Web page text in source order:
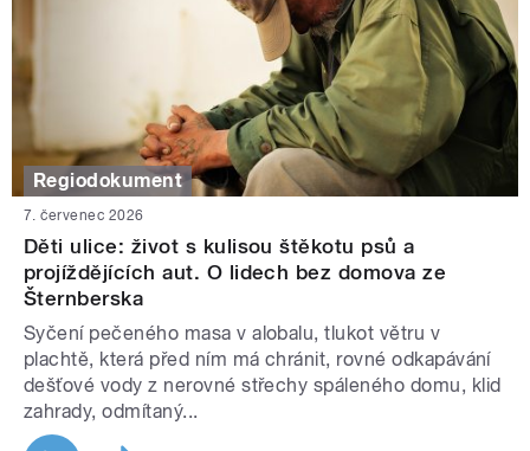
Regiodokument
7. červenec 2026
Děti ulice: život s kulisou štěkotu psů a
projíždějících aut. O lidech bez domova ze
Šternberska
Syčení pečeného masa v alobalu, tlukot větru v
plachtě, která před ním má chránit, rovné odkapávání
dešťové vody z nerovné střechy spáleného domu, klid
zahrady, odmítaný...